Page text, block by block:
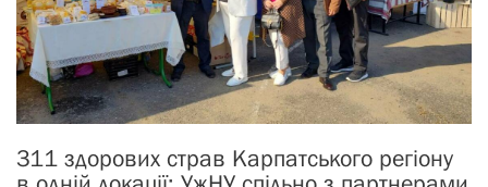
311 здорових страв Карпатського регіону